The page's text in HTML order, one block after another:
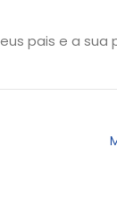
pais e a sua